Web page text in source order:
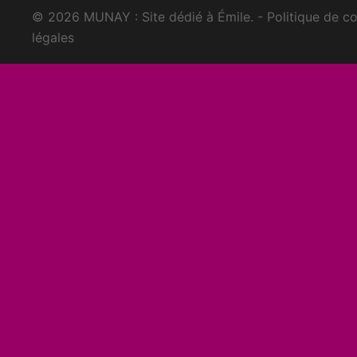
© 2026 MUNAY : Site dédié à Émile. - Politique de
légales